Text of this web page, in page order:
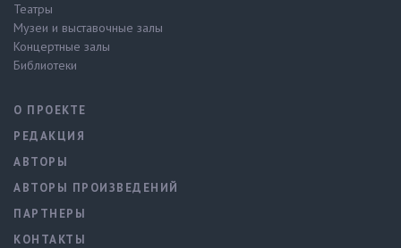
Театры
Музеи и выставочные залы
Концертные залы
Библиотеки
О ПРОЕКТЕ
РЕДАКЦИЯ
АВТОРЫ
АВТОРЫ ПРОИЗВЕДЕНИЙ
ПАРТНЕРЫ
КОНТАКТЫ